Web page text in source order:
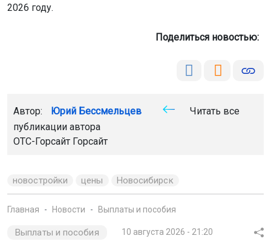
2026 году.
Поделиться новостью:
Автор: Юрий Бессмельцев
Читать все
публикации автора
ОТС-Горсайт Горсайт
новостройки цены Новосибирск
Главная Новости Выплаты и пособия
Выплаты и пособия 10 августа 2026 - 21:20